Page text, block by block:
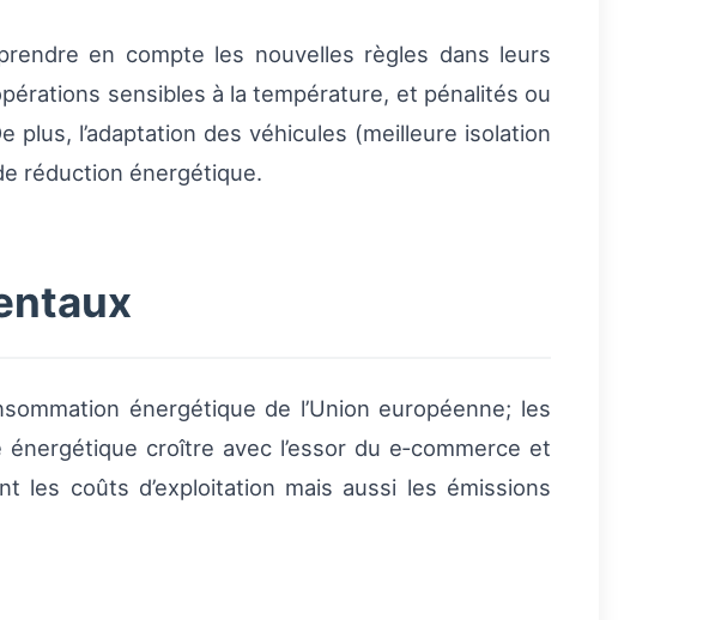
en compte les nouvelles règles dans leurs
sensibles à la température, et pénalités ou
l’adaptation des véhicules (meilleure isolation
réduction énergétique.
énergétique de l’Union européenne; les
croître avec l’essor du e‑commerce et
les coûts d’exploitation mais aussi les émissions